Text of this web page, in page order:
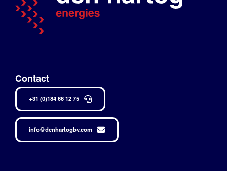
Contact
+31 (0)184 66 12 75
info@denhartogbv.com